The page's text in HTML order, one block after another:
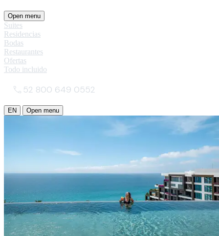
Open menu
Suites
Residencias
Bodas
Restaurantes
Ofertas
Todo incluido
52 800 649 0552
EN Open menu